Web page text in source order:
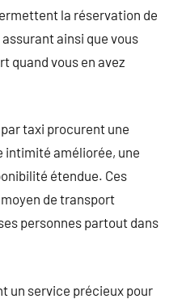
la réservation de
ainsi que vous
quand vous en avez
taxi procurent une
intimité améliorée, une
étendue. Ces
de transport
personnes partout dans
un service précieux pour